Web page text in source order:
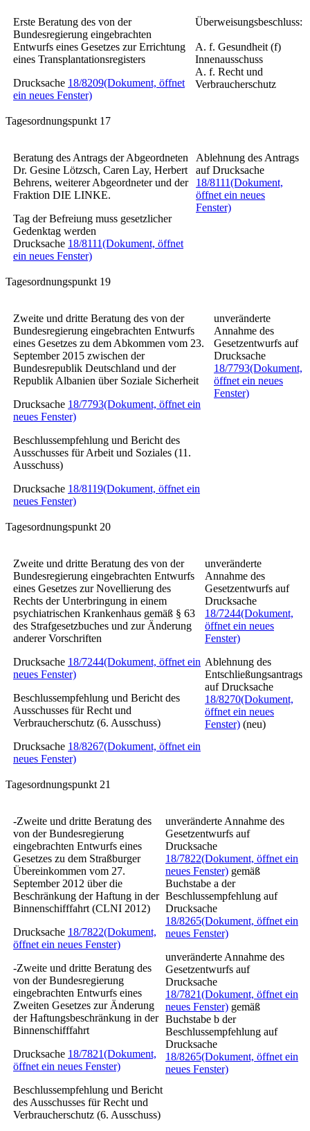
Erste Beratung des von der
Bundesregierung eingebrachten
Entwurfs eines Gesetzes zur Errichtung
eines Transplantationsregisters
Drucksache 18/8209(Dokument, öffnet
ein neues Fenster)
Überweisungsbeschluss:
A. f. Gesundheit (f)
Innenausschuss
A. f. Recht und
Verbraucherschutz
Tagesordnungspunkt 17
Beratung des Antrags der Abgeordneten
Dr. Gesine Lötzsch, Caren Lay, Herbert
Behrens, weiterer Abgeordneter und der
Fraktion DIE LINKE.
Tag der Befreiung muss gesetzlicher
Gedenktag werden
Drucksache 18/8111(Dokument, öffnet
ein neues Fenster)
Ablehnung des Antrags
auf Drucksache
18/8111(Dokument,
öffnet ein neues
Fenster)
Tagesordnungspunkt 19
Zweite und dritte Beratung des von der
Bundesregierung eingebrachten Entwurfs
eines Gesetzes zu dem Abkommen vom 23.
September 2015 zwischen der
Bundesrepublik Deutschland und der
Republik Albanien über Soziale Sicherheit
Drucksache 18/7793(Dokument, öffnet ein
neues Fenster)
Beschlussempfehlung und Bericht des
Ausschusses für Arbeit und Soziales (11.
Ausschuss)
Drucksache 18/8119(Dokument, öffnet ein
neues Fenster)
unveränderte
Annahme des
Gesetzentwurfs auf
Drucksache
18/7793(Dokument,
öffnet ein neues
Fenster)
Tagesordnungspunkt 20
Zweite und dritte Beratung des von der
Bundesregierung eingebrachten Entwurfs
eines Gesetzes zur Novellierung des
Rechts der Unterbringung in einem
psychiatrischen Krankenhaus gemäß § 63
des Strafgesetzbuches und zur Änderung
anderer Vorschriften
Drucksache 18/7244(Dokument, öffnet ein
neues Fenster)
Beschlussempfehlung und Bericht des
Ausschusses für Recht und
Verbraucherschutz (6. Ausschuss)
Drucksache 18/8267(Dokument, öffnet ein
neues Fenster)
unveränderte
Annahme des
Gesetzentwurfs auf
Drucksache
18/7244(Dokument,
öffnet ein neues
Fenster)
Ablehnung des
Entschließungsantrags
auf Drucksache
18/8270(Dokument,
öffnet ein neues
Fenster) (neu)
Tagesordnungspunkt 21
-Zweite und dritte Beratung des
von der Bundesregierung
eingebrachten Entwurfs eines
Gesetzes zu dem Straßburger
Übereinkommen vom 27.
September 2012 über die
Beschränkung der Haftung in der
Binnenschifffahrt (CLNI 2012)
Drucksache 18/7822(Dokument,
öffnet ein neues Fenster)
-Zweite und dritte Beratung des
von der Bundesregierung
eingebrachten Entwurfs eines
Zweiten Gesetzes zur Änderung
der Haftungsbeschränkung in der
Binnenschifffahrt
Drucksache 18/7821(Dokument,
öffnet ein neues Fenster)
Beschlussempfehlung und Bericht
des Ausschusses für Recht und
Verbraucherschutz (6. Ausschuss)
unveränderte Annahme des
Gesetzentwurfs auf
Drucksache
18/7822(Dokument, öffnet ein
neues Fenster) gemäß
Buchstabe a der
Beschlussempfehlung auf
Drucksache
18/8265(Dokument, öffnet ein
neues Fenster)
unveränderte Annahme des
Gesetzentwurfs auf
Drucksache
18/7821(Dokument, öffnet ein
neues Fenster) gemäß
Buchstabe b der
Beschlussempfehlung auf
Drucksache
18/8265(Dokument, öffnet ein
neues Fenster)